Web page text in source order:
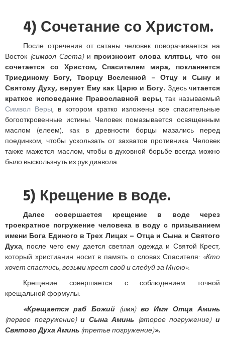
4) Сочетание со Христом.
После отречения от сатаны человек поворачивается на
Восток (символ Света) и произносит слова клятвы, что он
сочетается со Христом, Спасителем мира, покланяется
Триединому Богу, Творцу Вселенной – Отцу и Сыну и
Святому Духу, верует Ему как Царю и Богу. Здесь читается
краткое исповедание Православной веры, так называемый
Символ Веры, в котором кратко изложены все спасительные
богооткровенные истины. Человек помазывается освященным
маслом (елеем), как в древности борцы мазались перед
поединком, чтобы ускользать от захватов противника. Человек
также мажется маслом, чтобы в духовной борьбе всегда можно
было выскользнуть из рук диавола.
5) Крещение в воде.
Далее совершается крещение в воде через
троекратное погружение человека в воду с призыванием
имени Бога Единого в Трех Лицах – Отца и Сына и Святого
Духа, после чего ему дается светлая одежда и Святой Крест,
который христианин носит в память о словах Спасителя: «Кто
хочет спастись, возьми крест свой и следуй за Мною».
Крещение совершается с соблюдением точной
крещальной формулы:
«Крещается раб Божий(имя)во Имя Отца Аминь
(первое погружение)и Сына Аминь (второе погружение)и
Святого Духа Аминь(третье погружение)».